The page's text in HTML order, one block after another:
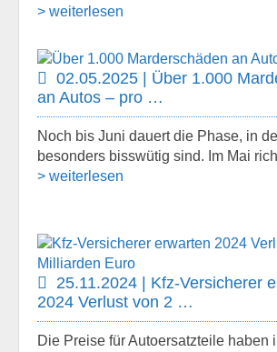
> weiterlesen
02.05.2025 | Über 1.000
an Autos – pro …
Noch bis Juni dauert die Phase, in
besonders bisswütig sind. Im Mai
> weiterlesen
25.11.2024 | Kfz-Versicherer
2024 Verlust von 2 …
Die Preise für Autoersatzteile haben